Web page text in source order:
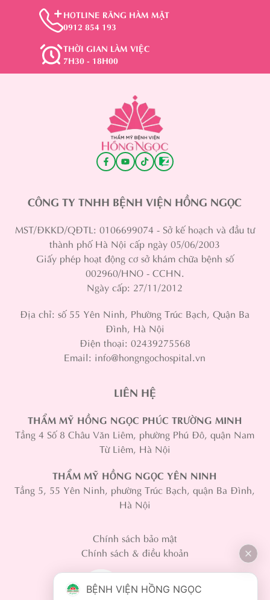
HOTLINE RĂNG HÀM MẶT
0912 854 193
THỜI GIAN LÀM VIỆC
7H30 - 18H00
CÔNG TY TNHH BỆNH VIỆN HỒNG NGỌC
MST/ĐKKD/QĐTL: 0106699074 - Sở kế hoạch và đầu tư
thành phố Hà Nội cấp ngày 05/06/2003
Giấy phép hoạt động cơ sở khám chữa bệnh số
002960/HNO - CCHN.
Ngày cấp: 27/11/2012
Địa chỉ: số 55 Yên Ninh, Phường Trúc Bạch, Quận Ba
Đình, Hà Nội
Điện thoại: 02439275568
Email: info@hongngochospital.vn
LIÊN HỆ
THẨM MỸ HỒNG NGỌC PHÚC TRƯỜNG MINH
Tầng 4 Số 8 Châu Văn Liêm, phường Phú Đô, quận Nam
Từ Liêm, Hà Nội
THẨM MỸ HỒNG NGỌC YÊN NINH
Tầng 5, 55 Yên Ninh, phường Trúc Bạch, quận Ba Đình,
Hà Nội
Chính sách bảo mật
Chính sách & điều khoản
BỆNH VIỆN HỒNG NGỌC